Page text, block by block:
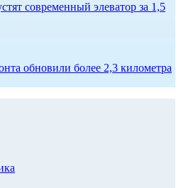
современный элеватор за 1,5
обновили более 2,3 километра